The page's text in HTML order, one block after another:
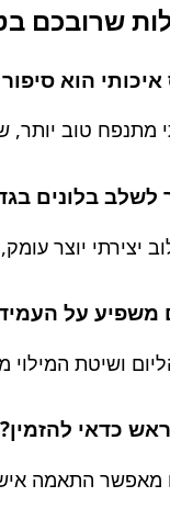
שרובכם
הוא
מתנפח טוב יותר,
בלונים
יצירתי יוצר עומק,
משפיע על
ושיטת המילוי
כדאי להזמין?
מאפשר התאמה